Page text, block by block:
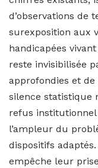
d’observations de
surexposition aux
handicapées
reste invisibilisée
approfondies et
silence statistique
refus
l’ampleur du
dispositifs
empêche leur